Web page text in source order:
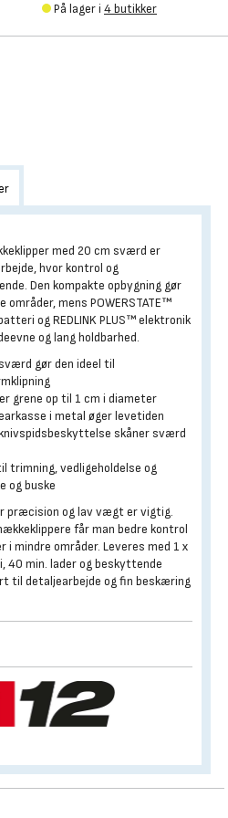
På lager i 4 butikker
med 20 cm sværd er
hvor kontrol og
Den kompakte opbygning gør
mens POWERSTATE™
og REDLINK PLUS™ elektronik
og lang holdbarhed.
gør den ideel til
grene op til 1 cm i diameter
i metal øger levetiden
skåner sværd
trimning, vedligeholdelse og
og buske
præcision og lav vægt er vigtig.
får man bedre kontrol
mindre områder. Leveres med 1 x
40 min. lader og beskyttende
til detaljearbejde og fin beskæring